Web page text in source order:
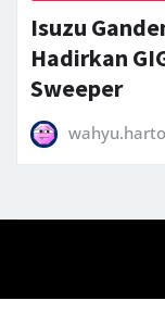
Isuzu
Hadirkan
Sweeper